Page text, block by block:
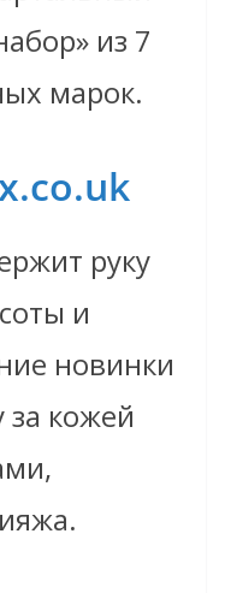
из 7
марок.
руку
и
новинки
за кожей